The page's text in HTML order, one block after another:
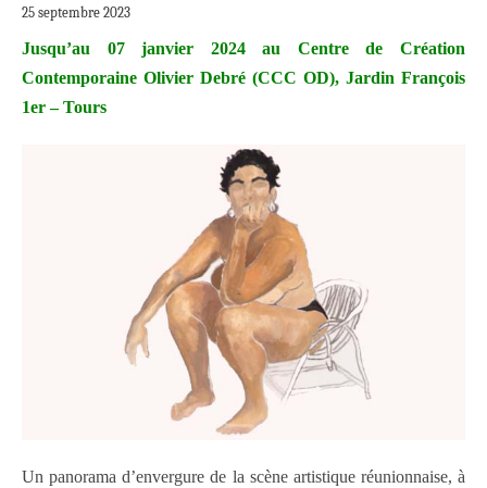
25 septembre 2023
Jusqu’au 07 janvier 2024 au Centre de Création
Contemporaine Olivier Debré (CCC OD), Jardin François
1er – Tours
Un panorama d’envergure de la scène artistique réunionnaise, à